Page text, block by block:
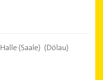
(Saale) (Dölau)